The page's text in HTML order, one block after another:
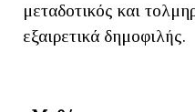
μεταδοτικός και
εξαιρετικά δημοφιλής.